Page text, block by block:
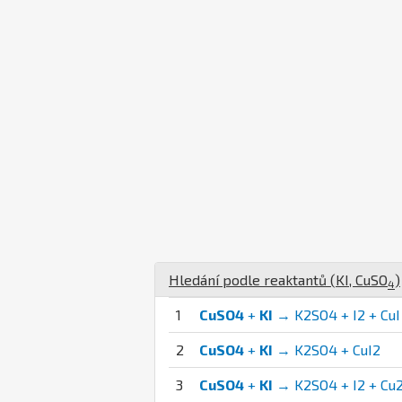
Hledání podle reaktantů (KI, CuSO4)
1 CuSO4 + KI → K2SO4 + I2 + CuI
2 CuSO4 + KI → K2SO4 + CuI2
3 CuSO4 + KI → K2SO4 + I2 +